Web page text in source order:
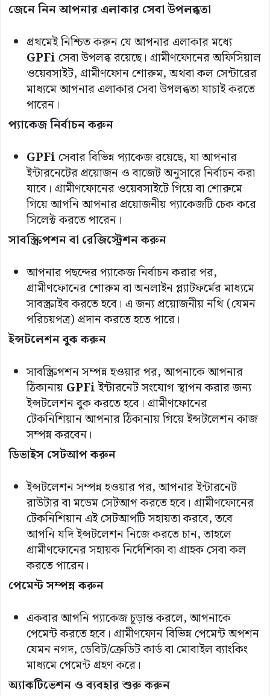
জেনেনিনআপনারএলাকারসেবাউপলব্ধতা
প্রথমেই নিশ্চিত করুন যে আপনার এলাকার মধ্যে
GPFiসেবা উপলব্ধ রয়েছে। গ্রামীণফোনের অফিসিয়াল
ওয়েবসাইট, গ্রামীণফোন শোরুম, অথবা কল সেন্টারের
মাধ্যমে আপনার এলাকার সেবা উপলব্ধতা যাচাই করতে
পারেন।
প্যাকেজনির্বাচনকরুন
GPFiসেবার বিভিন্ন প্যাকেজ রয়েছে, যা আপনার
ইন্টারনেটের প্রয়োজন ও বাজেট অনুসারে নির্বাচন করা
যাবে। গ্রামীণফোনের ওয়েবসাইটে গিয়ে বা শোরুমে
গিয়ে আপনি আপনার প্রয়োজনীয় প্যাকেজটি চেক করে
সিলেক্ট করতে পারেন।
সাবস্ক্রিপশনবা রেজিস্ট্রেশনকরুন
আপনার পছন্দের প্যাকেজ নির্বাচন করার পর,
গ্রামীণফোনের শোরুম বা অনলাইন প্ল্যাটফর্মের মাধ্যমে
সাবস্ক্রাইব করতে হবে। এ জন্য প্রয়োজনীয় নথি (যেমন
পরিচয়পত্র) প্রদান করতে হতে পারে।
ইন্সটলেশনবুককরুন
সাবস্ক্রিপশন সম্পন্ন হওয়ার পর, আপনাকে আপনার
ঠিকানায়GPFiইন্টারনেট সংযোগ স্থাপন করার জন্য
ইন্সটলেশন বুক করতে হবে। গ্রামীণফোনের
টেকনিশিয়ান আপনার ঠিকানায় গিয়ে ইন্সটলেশন কাজ
সম্পন্ন করবেন।
ডিভাইসসেটআপকরুন
ইন্সটলেশন সম্পন্ন হওয়ার পর, আপনার ইন্টারনেট
রাউটার বা মডেম সেটআপ করতে হবে। গ্রামীণফোনের
টেকনিশিয়ান এই সেটআপটি সহায়তা করবে, তবে
আপনি যদি ইন্সটলেশন নিজে করতে চান, তাহলে
গ্রামীণফোনের সহায়ক নির্দেশিকা বা গ্রাহক সেবা কল
করতে পারেন।
পেমেন্টসম্পন্নকরুন
একবার আপনি প্যাকেজ চূড়ান্ত করলে, আপনাকে
পেমেন্ট করতে হবে। গ্রামীণফোন বিভিন্ন পেমেন্ট অপশন
যেমন নগদ, ডেবিট/ক্রেডিট কার্ড বা মোবাইল ব্যাংকিং
মাধ্যমে পেমেন্ট গ্রহণ করে।
অ্যাকটিভেশনওব্যবহারশুরুকরুন